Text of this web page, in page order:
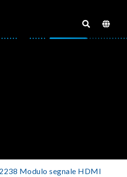
Modulo segnale HDMI